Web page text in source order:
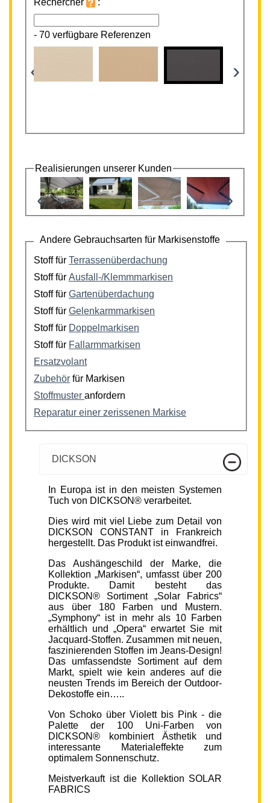
Rechercher
:
- 70 verfügbare Referenzen
‹ ›
Realisierungen unserer Kunden
‹ ›
Andere Gebrauchsarten für Markisenstoffe
Stoff für Terrassenüberdachung
Stoff für Ausfall-/Klemmmarkisen
Stoff für Gartenüberdachung
Stoff für Gelenkarmmarkisen
Stoff für Doppelmarkisen
Stoff für Fallarmmarkisen
Ersatzvolant
Zubehör für Markisen
Stoffmuster anfordern
Reparatur einer zerissenen Markise
DICKSON
In Europa ist in den meisten Systemen
Tuch von DICKSON® verarbeitet.
Dies wird mit viel Liebe zum Detail von
DICKSON CONSTANT in Frankreich
hergestellt. Das Produkt ist einwandfrei.
Das Aushängeschild der Marke, die
Kollektion „Markisen“, umfasst über 200
Produkte. Damit besteht das
DICKSON® Sortiment „Solar Fabrics“
aus über 180 Farben und Mustern.
„Symphony“ ist in mehr als 10 Farben
erhältlich und „Opera“ erwartet Sie mit
Jacquard-Stoffen. Zusammen mit neuen,
faszinierenden Stoffen im Jeans-Design!
Das umfassendste Sortiment auf dem
Markt, spielt wie kein anderes auf die
neusten Trends im Bereich der Outdoor-
Dekostoffe ein…..
Von Schoko über Violett bis Pink - die
Palette der 100 Uni-Farben von
DICKSON® kombiniert Ästhetik und
interessante Materialeffekte zum
optimalem Sonnenschutz.
Meistverkauft ist die Kollektion SOLAR
FABRICS